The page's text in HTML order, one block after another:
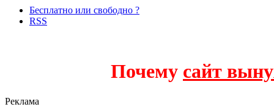
Бесплатно или свободно ?
RSS
Почему сайт
Реклама